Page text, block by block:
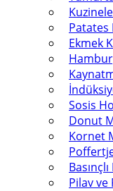
Ekmek
Sosis
Donut
Kornet
Pilav